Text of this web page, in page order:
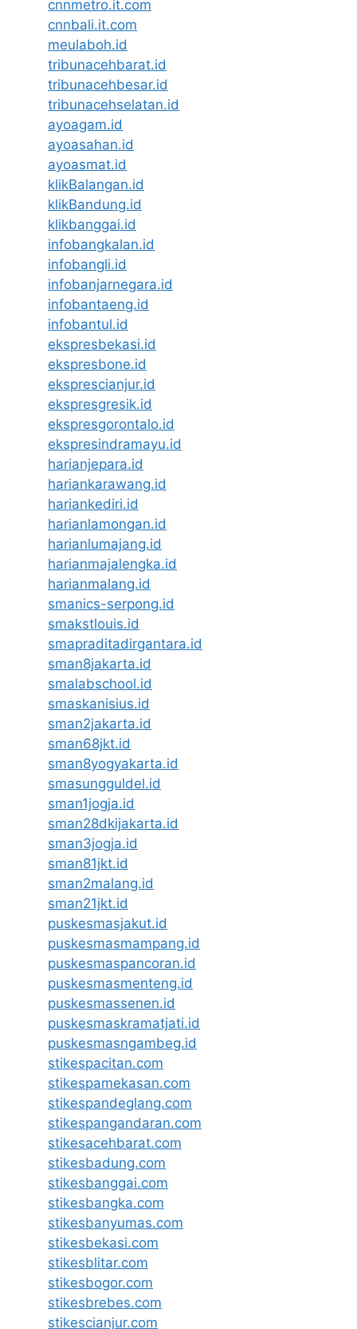
cnnmetro.it.com
cnnbali.it.com
meulaboh.id
tribunacehbarat.id
tribunacehbesar.id
tribunacehselatan.id
ayoagam.id
ayoasahan.id
ayoasmat.id
klikBalangan.id
klikBandung.id
klikbanggai.id
infobangkalan.id
infobangli.id
infobanjarnegara.id
infobantaeng.id
infobantul.id
ekspresbekasi.id
ekspresbone.id
eksprescianjur.id
ekspresgresik.id
ekspresgorontalo.id
ekspresindramayu.id
harianjepara.id
hariankarawang.id
hariankediri.id
harianlamongan.id
harianlumajang.id
harianmajalengka.id
harianmalang.id
smanics-serpong.id
smakstlouis.id
smapraditadirgantara.id
sman8jakarta.id
smalabschool.id
smaskanisius.id
sman2jakarta.id
sman68jkt.id
sman8yogyakarta.id
smasungguldel.id
sman1jogja.id
sman28dkijakarta.id
sman3jogja.id
sman81jkt.id
sman2malang.id
sman21jkt.id
puskesmasjakut.id
puskesmasmampang.id
puskesmaspancoran.id
puskesmasmenteng.id
puskesmassenen.id
puskesmaskramatjati.id
puskesmasngambeg.id
stikespacitan.com
stikespamekasan.com
stikespandeglang.com
stikespangandaran.com
stikesacehbarat.com
stikesbadung.com
stikesbanggai.com
stikesbangka.com
stikesbanyumas.com
stikesbekasi.com
stikesblitar.com
stikesbogor.com
stikesbrebes.com
stikescianjur.com